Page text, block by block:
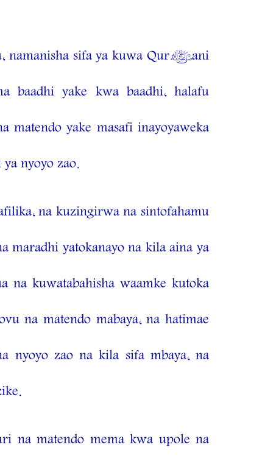
namanisha sifa ya kuwa Qur’ani
baadhi yake kwa baadhi, halafu
yake masafi inayoyaweka
nyoyo zao.
na kuzingirwa na sintofahamu
maradhi yatokanayo na kila aina ya
kuwatabahisha waamke kutoka
na matendo mabaya, na hatimae
nyoyo zao na kila sifa mbaya, na
na matendo mema kwa upole na